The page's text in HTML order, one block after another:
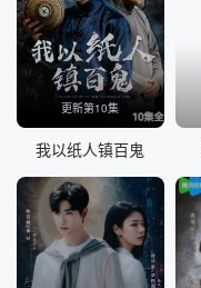
更新第10集
我以纸人镇百鬼